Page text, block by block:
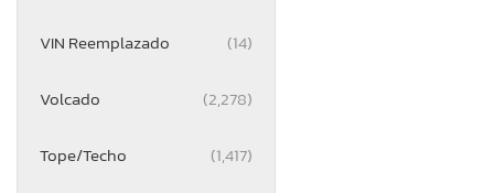
VIN Reemplazado (14)
Volcado (2,278)
Tope/Techo (1,417)